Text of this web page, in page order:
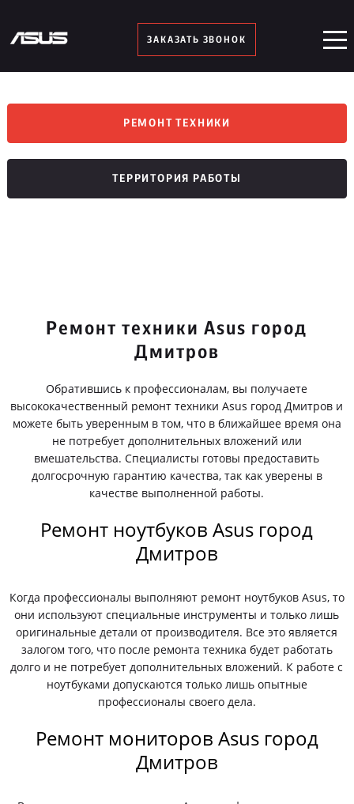
ЗАКАЗАТЬ ЗВОНОК
РЕМОНТ ТЕХНИКИ
ТЕРРИТОРИЯ РАБОТЫ
Ремонт техники Asus город
Дмитров
Обратившись к профессионалам, вы получаете
высококачественный ремонт техники Asus город Дмитров и
можете быть уверенным в том, что в ближайшее время она
не потребует дополнительных вложений или
вмешательства. Специалисты готовы предоставить
долгосрочную гарантию качества, так как уверены в
качестве выполненной работы.
Ремонт ноутбуков Asus город
Дмитров
Когда профессионалы выполняют ремонт ноутбуков Asus, то
они используют специальные инструменты и только лишь
оригинальные детали от производителя. Все это является
залогом того, что после ремонта техника будет работать
долго и не потребует дополнительных вложений. К работе с
ноутбуками допускаются только лишь опытные
профессионалы своего дела.
Ремонт мониторов Asus город
Дмитров